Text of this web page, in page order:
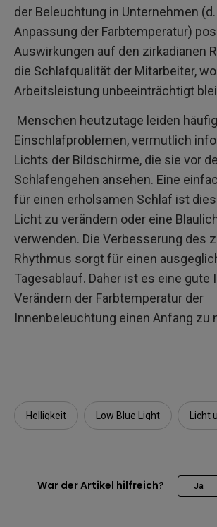
der Beleuchtung in Unternehmen (d.
Anpassung der Farbtemperatur)
Auswirkungen auf den zirkadianen
die Schlafqualität der Mitarbeiter,
Arbeitsleistung unbeeinträchtigt
Menschen heutzutage leiden
Einschlafproblemen, vermutlich
Lichts der Bildschirme, die sie vor
Schlafengehen ansehen. Eine
für einen erholsamen Schlaf ist
Licht zu verändern oder eine
verwenden. Die Verbesserung des
Rhythmus sorgt für einen
Tagesablauf. Daher ist es eine gute
Verändern der Farbtemperatur der
Innenbeleuchtung einen Anfang zu
Helligkeit Low Blue Light Licht
War der Artikel hilfreich? Ja